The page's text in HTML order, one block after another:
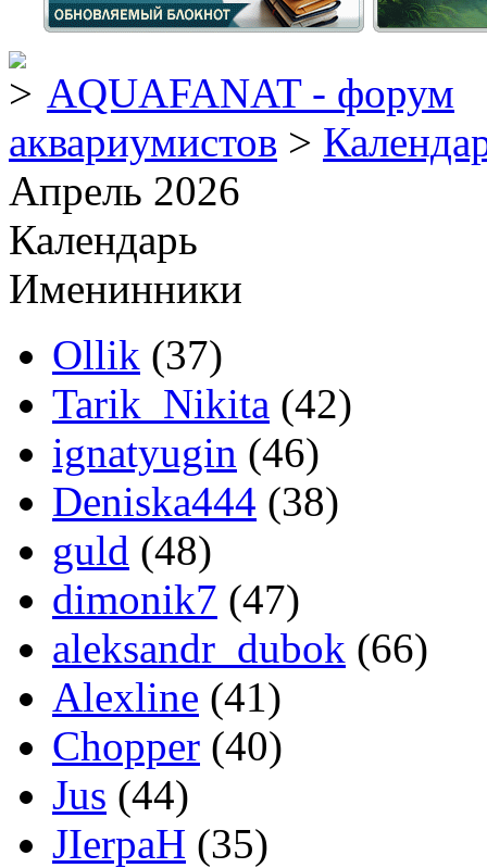
AQUAFANAT - форум
аквариумистов >
Апрель 2026
Календарь
Именинники
Ollik (37)
Tarik_Nikita (42)
ignatyugin (46)
Deniska444 (38)
guld (48)
dimonik7 (47)
aleksandr_dubok (66)
Alexline (41)
Chopper (40)
Jus (44)
JIerpaH (35)